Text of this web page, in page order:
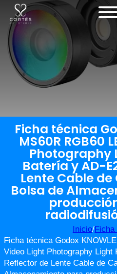
Ficha técnica
MS60R RGB60
Photography
Batería y AD-
Lente Cable
Bolsa de
Inicio/Ficha
Ficha técnica Godox
Video Light Photography
Reflector de Lente Cable de